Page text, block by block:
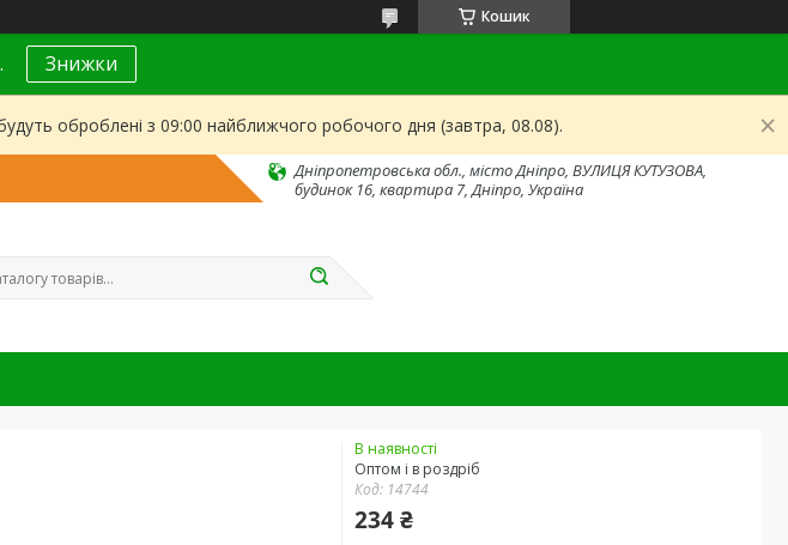
Кошик
Знижки
оброблені з 09:00 найближчого робочого дня (завтра, 08.08).
Дніпропетровська обл., місто Дніпро, ВУЛИЦЯ КУТУЗОВА,
будинок 16, квартира 7, Дніпро, Україна
В наявності
Оптом і в роздріб
Код: 14744
234 ₴